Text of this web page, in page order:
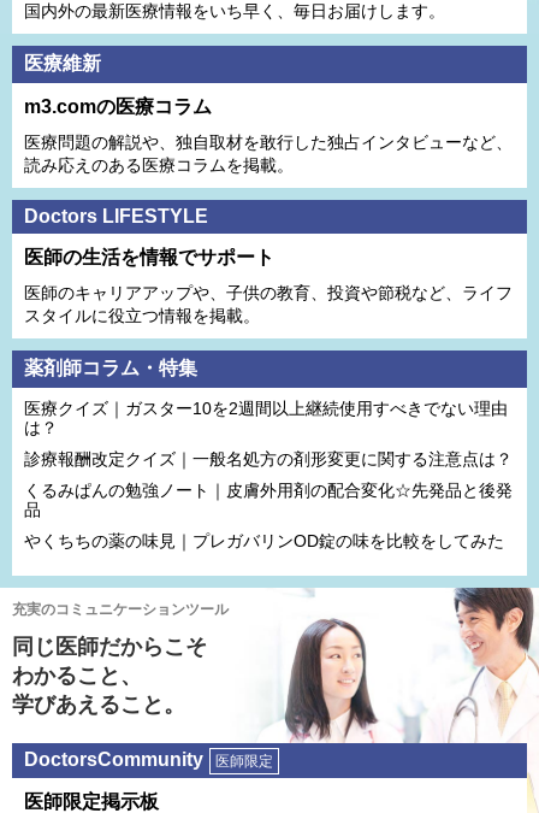
国内外の最新医療情報をいち早く、毎日お届けします。
医療維新
m3.comの医療コラム
医療問題の解説や、独⾃取材を敢⾏した独占インタビューなど、
読み応えのある医療コラムを掲載。
Doctors LIFESTYLE
医師の生活を情報でサポート
医師のキャリアアップや、子供の教育、投資や節税など、ライフ
スタイルに役立つ情報を掲載。
薬剤師コラム・特集
医療クイズ｜ガスター10を2週間以上継続使用すべきでない理由
は？
診療報酬改定クイズ｜一般名処方の剤形変更に関する注意点は？
くるみぱんの勉強ノート｜皮膚外用剤の配合変化☆先発品と後発
品
やくちちの薬の味見｜プレガバリンOD錠の味を比較をしてみた
充実のコミュニケーションツール
同じ医師だからこそ
わかること、
学びあえること。
DoctorsCommunity 医師限定
医師限定掲⽰板